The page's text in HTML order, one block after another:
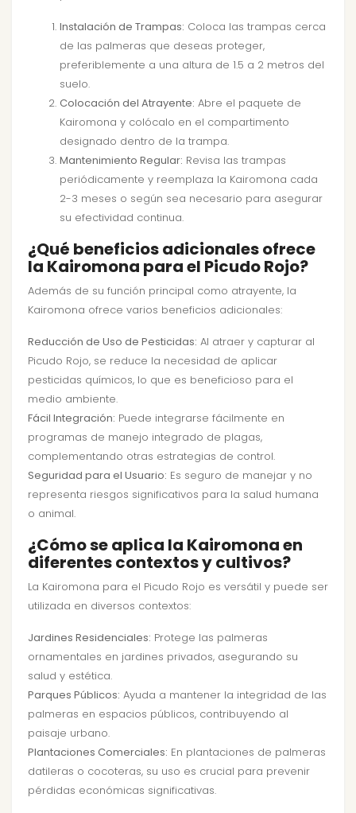
Instalación de Trampas: Coloca las trampas cerca
de las palmeras que deseas proteger,
preferiblemente a una altura de 1.5 a 2 metros del
suelo.
Colocación del Atrayente: Abre el paquete de
Kairomona y colócalo en el compartimento
designado dentro de la trampa.
Mantenimiento Regular: Revisa las trampas
periódicamente y reemplaza la Kairomona cada
2-3 meses o según sea necesario para asegurar
su efectividad continua.
¿Qué beneficios adicionales ofrece
la Kairomona para el Picudo Rojo?
Además de su función principal como atrayente, la
Kairomona ofrece varios beneficios adicionales:
Reducción de Uso de Pesticidas: Al atraer y capturar al
Picudo Rojo, se reduce la necesidad de aplicar
pesticidas químicos, lo que es beneficioso para el
medio ambiente.
Fácil Integración: Puede integrarse fácilmente en
programas de manejo integrado de plagas,
complementando otras estrategias de control.
Seguridad para el Usuario: Es seguro de manejar y no
representa riesgos significativos para la salud humana
o animal.
¿Cómo se aplica la Kairomona en
diferentes contextos y cultivos?
La Kairomona para el Picudo Rojo es versátil y puede ser
utilizada en diversos contextos:
Jardines Residenciales: Protege las palmeras
ornamentales en jardines privados, asegurando su
salud y estética.
Parques Públicos: Ayuda a mantener la integridad de las
palmeras en espacios públicos, contribuyendo al
paisaje urbano.
Plantaciones Comerciales: En plantaciones de palmeras
datileras o cocoteras, su uso es crucial para prevenir
pérdidas económicas significativas.